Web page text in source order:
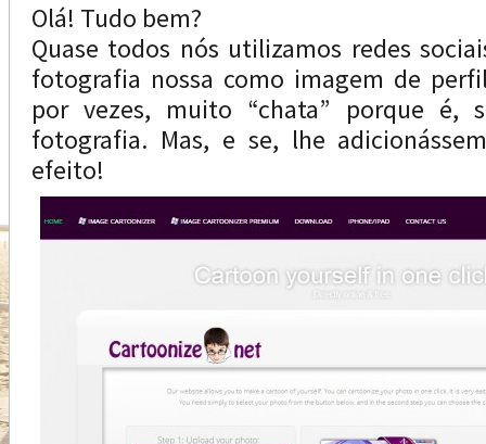
Olá! Tudo bem?
Quase todos nós utilizamos redes
fotografia nossa como imagem de
por vezes, muito “chata” porque é,
fotografia. Mas, e se, lhe
efeito!